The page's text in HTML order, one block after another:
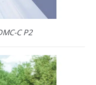
C P2